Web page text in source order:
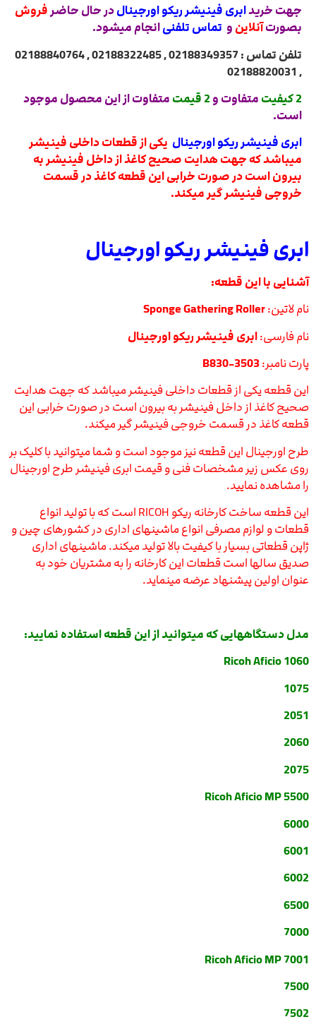
جهت خریدابری فینیشر ریکو اورجینالدر حال حاضرفروش
بصورتآنلاین و تماس تلفنیانجام میشود.
تلفن تماس : 02188349357 , 02188322485 , 02188840764
, 02188820031
2 کیفیت
متفاوت و 2 قیمت
متفاوت از این محصول موجود
است.
ابری فینیشر ریکو اورجینال یکی از قطعات داخلی فینیشر
میباشد که جهت هدایت صحیح کاغذ از داخل فینیشر به
بیرون است در صورت خرابی این قطعه کاغذ در قسمت
خروجی فینیشر گیر میکند.
ابری فینیشر ریکو اورجینال
آشنایی با این قطعه:
نام لاتین:Sponge Gathering Roller
نام فارسی:ابری فینیشر ریکو اورجینال
پارت نامبر:B830-3503
این قطعه یکی از قطعات داخلی فینیشر میباشد که جهت هدایت
صحیح کاغذ از داخل فینیشر به بیرون است در صورت خرابی این
قطعه کاغذ در قسمت خروجی فینیشر گیر میکند.
طرح اورجینال این قطعه نیز موجود است و شما میتوانید با کلیک بر
روی عکس زیر مشخصات فنی و قیمت ابری فینیشر طرح اورجینال
را مشاهده نمایید.
این قطعه ساخت کارخانه ریکو RICOH است که با تولید انواع
قطعات و لوازم مصرفی انواع ماشینهای اداری در کشورهای چین و
ژاپن قطعاتی بسیار با کیفیت بالا تولید میکند. ماشینهای اداری
صدیق سالها است قطعات این کارخانه را به مشتریان خود به
عنوان اولین پیشنهاد عرضه مینماید.
مدل دستگاههایی که میتوانید از این قطعه استفاده نمایید:
Ricoh Aficio 1060
1075
2051
2060
2075
Ricoh Aficio MP 5500
6000
6001
6002
6500
7000
Ricoh Aficio MP 7001
7500
7502